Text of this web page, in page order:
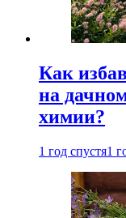
Как
на
химии?
1 год спустя1